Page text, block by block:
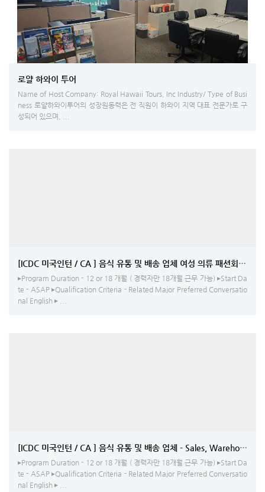
로얄 하와이 투어
Name of Host Company: Royal Hawaii Tours, Inc Industry/ Type of Busi
ness 로얄하와이투어의 성장원동력은 전 직원이 하와이 지역 대표 전문가로 구
성되어 있으며, ...
▸Program Duration - 12 or 18 개월 ( 경력자만 18개월 근무 가능) ▸Start Da
te - ASAP ▸Qualification Criteria - Related Major Preferred Conversatio
nal English ▸ ...
[ICDC 미국인턴 / CA ] 음식 유통 및 배송 업체 -
▸Program Duration - 12 or 18 개월 ( 경력자만 18개월 근무 가능) ▸Start Da
te - ASAP ▸Qualification Criteria - Related Major Preferred Conversatio
nal English ▸ ...